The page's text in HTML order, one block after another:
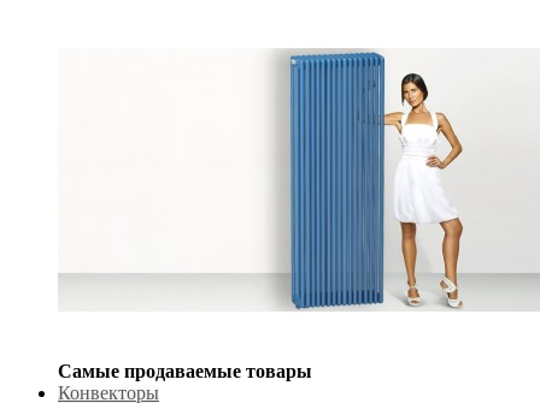
Самые продаваемые товары
Конвекторы